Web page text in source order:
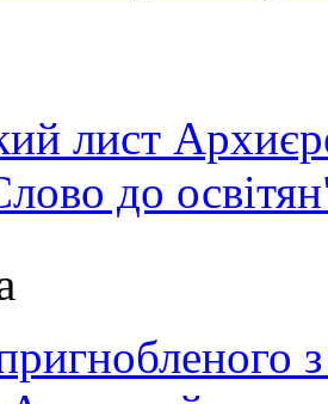
лист
до